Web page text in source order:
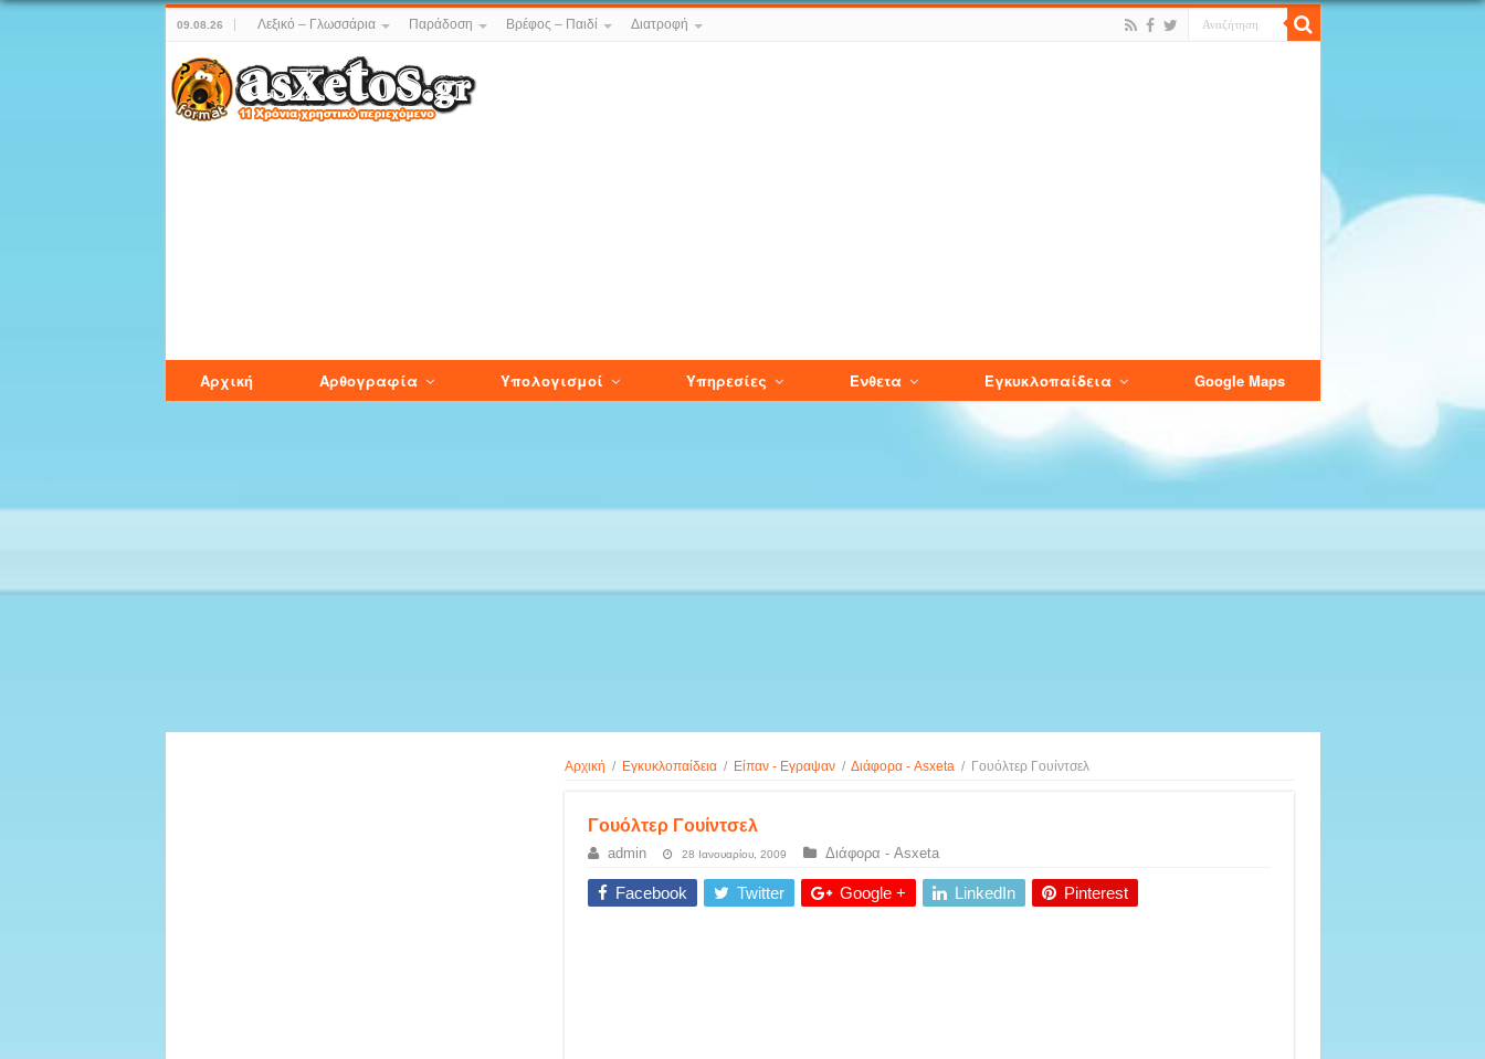
09.08.26 Λεξικό – Γλωσσάρια Παράδοση Βρέφος – Παιδί Διατροφή
Αρχική Αρθογραφία Υπολογισμοί Υπηρεσίες Ενθετα Εγκυκλοπαίδεια Google Maps
Αρχική / Εγκυκλοπαίδεια / Είπαν - Εγραψαν / Διάφορα - Asxeta / Γουόλτερ Γουίντσελ
Γουόλτερ Γουίντσελ
admin 28 Ιανουαρίου, 2009 Διάφορα - Asxeta
Facebook Twitter Google + LinkedIn Pinterest